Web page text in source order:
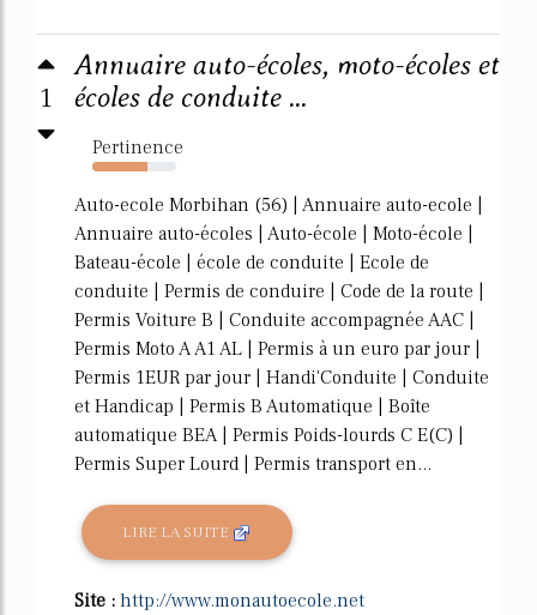
1
Annuaire auto-écoles, moto-écoles et
écoles de conduite ...
Pertinence
66%
Auto-ecole Morbihan (56) | Annuaire auto-ecole |
Annuaire auto-écoles | Auto-école | Moto-école |
Bateau-école | école de conduite | Ecole de
conduite | Permis de conduire | Code de la route |
Permis Voiture B | Conduite accompagnée AAC |
Permis Moto A A1 AL | Permis à un euro par jour |
Permis 1EUR par jour | Handi'Conduite | Conduite
et Handicap | Permis B Automatique | Boîte
automatique BEA | Permis Poids-lourds C E(C) |
Permis Super Lourd | Permis transport en...
LIRE LA SUITE
Site : http://www.monautoecole.net